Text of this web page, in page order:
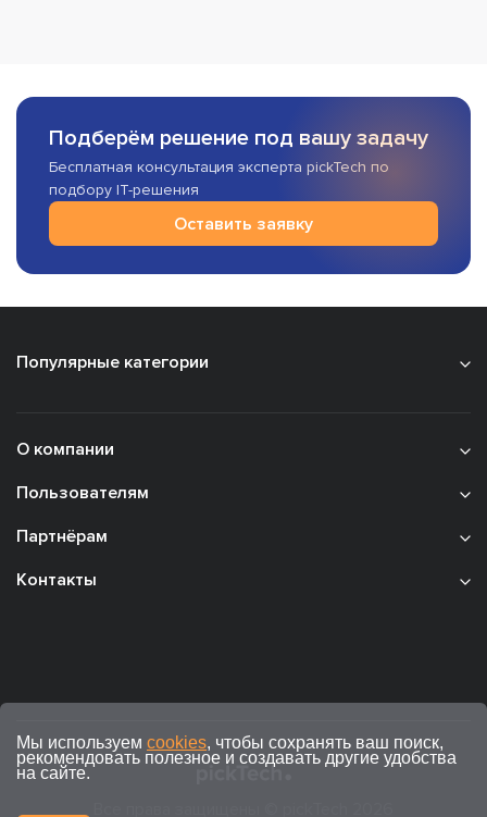
Подберём решение под вашу задачу
Бесплатная консультация эксперта pickTech по
подбору IT-решения
Оставить заявку
Популярные категории
О компании
Пользователям
Партнёрам
Контакты
Мы используем cookies, чтобы сохранять ваш поиск,
рекомендовать полезное и создавать другие удобства
на сайте.